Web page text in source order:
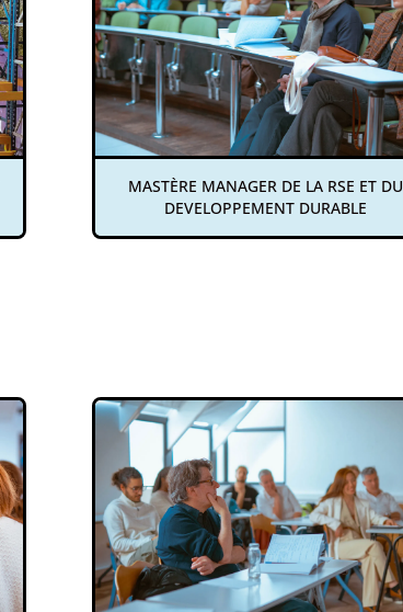
MASTÈRE MANAGER DE LA RSE ET DU
DEVELOPPEMENT DURABLE